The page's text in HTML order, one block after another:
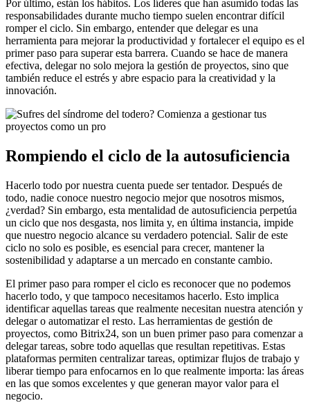
Por último, están los hábitos. Los líderes que han asumido todas las
responsabilidades durante mucho tiempo suelen encontrar difícil
romper el ciclo. Sin embargo, entender que delegar es una
herramienta para mejorar la productividad y fortalecer el equipo es el
primer paso para superar esta barrera. Cuando se hace de manera
efectiva, delegar no solo mejora la gestión de proyectos, sino que
también reduce el estrés y abre espacio para la creatividad y la
innovación.
Rompiendo el ciclo de la autosuficiencia
Hacerlo todo por nuestra cuenta puede ser tentador. Después de
todo, nadie conoce nuestro negocio mejor que nosotros mismos,
¿verdad? Sin embargo, esta mentalidad de autosuficiencia perpetúa
un ciclo que nos desgasta, nos limita y, en última instancia, impide
que nuestro negocio alcance su verdadero potencial. Salir de este
ciclo no solo es posible, es esencial para crecer, mantener la
sostenibilidad y adaptarse a un mercado en constante cambio.
El primer paso para romper el ciclo es reconocer que no podemos
hacerlo todo, y que tampoco necesitamos hacerlo. Esto implica
identificar aquellas tareas que realmente necesitan nuestra atención y
delegar o automatizar el resto. Las herramientas de gestión de
proyectos, como Bitrix24, son un buen primer paso para comenzar a
delegar tareas, sobre todo aquellas que resultan repetitivas. Estas
plataformas permiten centralizar tareas, optimizar flujos de trabajo y
liberar tiempo para enfocarnos en lo que realmente importa: las áreas
en las que somos excelentes y que generan mayor valor para el
negocio.